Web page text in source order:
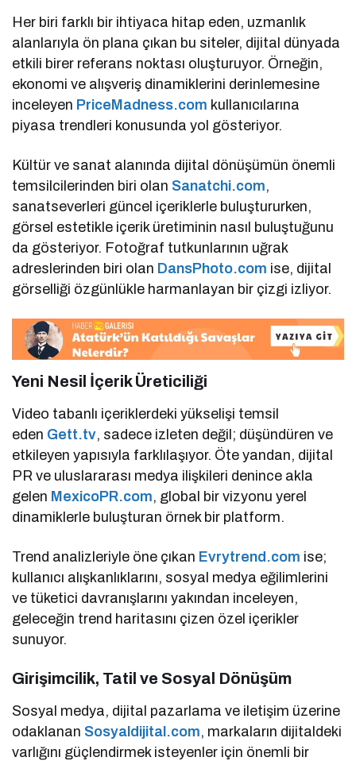
Her biri farklı bir ihtiyaca hitap eden, uzmanlık
alanlarıyla ön plana çıkan bu siteler, dijital dünyada
etkili birer referans noktası oluşturuyor. Örneğin,
ekonomi ve alışveriş dinamiklerini derinlemesine
inceleyen PriceMadness.com kullanıcılarına
piyasa trendleri konusunda yol gösteriyor.
Kültür ve sanat alanında dijital dönüşümün önemli
temsilcilerinden biri olan Sanatchi.com,
sanatseverleri güncel içeriklerle buluştururken,
görsel estetikle içerik üretiminin nasıl buluştuğunu
da gösteriyor. Fotoğraf tutkunlarının uğrak
adreslerinden biri olan DansPhoto.com ise, dijital
görselliği özgünlükle harmanlayan bir çizgi izliyor.
Yeni Nesil İçerik Üreticiliği
Video tabanlı içeriklerdeki yükselişi temsil
eden Gett.tv, sadece izleten değil; düşündüren ve
etkileyen yapısıyla farklılaşıyor. Öte yandan, dijital
PR ve uluslararası medya ilişkileri denince akla
gelen MexicoPR.com, global bir vizyonu yerel
dinamiklerle buluşturan örnek bir platform.
Trend analizleriyle öne çıkan Evrytrend.com ise;
kullanıcı alışkanlıklarını, sosyal medya eğilimlerini
ve tüketici davranışlarını yakından inceleyen,
geleceğin trend haritasını çizen özel içerikler
sunuyor.
Girişimcilik, Tatil ve Sosyal Dönüşüm
Sosyal medya, dijital pazarlama ve iletişim üzerine
odaklanan Sosyaldijital.com, markaların dijitaldeki
varlığını güçlendirmek isteyenler için önemli bir